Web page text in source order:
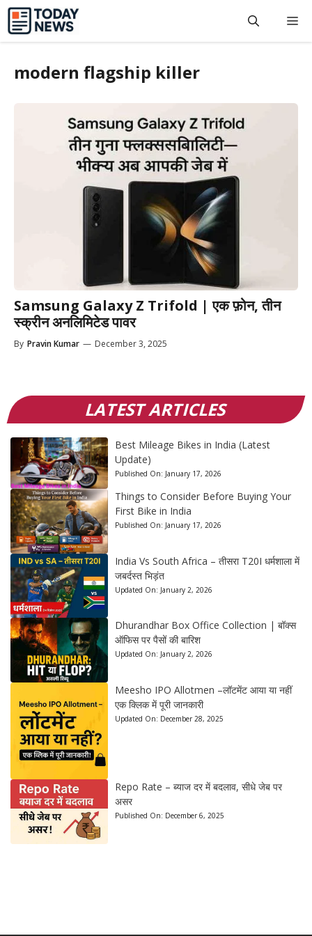
Skip
content
modern flagship killer
Samsung Galaxy Z Trifold | एक फ़ोन, तीन
स्क्रीन अनलिमिटेड पावर
By Pravin Kumar — December 3, 2025
LATEST ARTICLES
Best Mileage Bikes in India (Latest
Update)
Published On: January 17, 2026
Things to Consider Before Buying Your
First Bike in India
Published On: January 17, 2026
India Vs South Africa – तीसरा T20I धर्मशाला में
जबर्दस्त भिड़ंत
Updated On: January 2, 2026
Dhurandhar Box Office Collection | बॉक्स
ऑफिस पर पैसों की बारिश
Updated On: January 2, 2026
Meesho IPO Allotmen –लॉटमेंट आया या नहीं
एक क्लिक में पूरी जानकारी
Updated On: December 28, 2025
Repo Rate – ब्याज दर में बदलाव, सीधे जेब पर
असर
Published On: December 6, 2025